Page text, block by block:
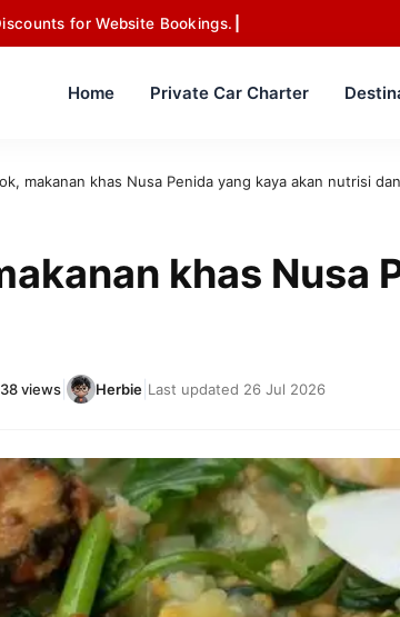
for Website Bookings.
Home Private Car Charter
makanan khas Nusa Penida yang kaya akan nutrisi
khas Nusa
38 views Herbie Last updated 26 Jul 2026